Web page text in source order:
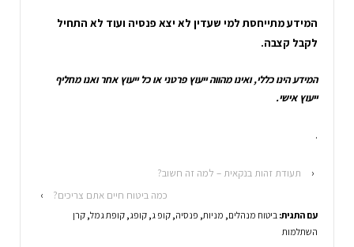
המידע מתייחסת למי שעדין לא יצא פנסיה ועוד לא התחיל
לקבל קצבה.
המידע הינו כללי, ואינו מהווה ייעוץ פרטני או כל ייעוץ אחר ואנו מחליף
ייעוץ אישי.
.
‹
תעודת זהות בנקאית – למה זה חשוב?
כמה ביטוח חיים אתם צריכים?
›
עם התגית: ביטוח מנהלים, מניות, פנסיה, קופ ג, קופג, קופת גמל, קרן
השתלמות